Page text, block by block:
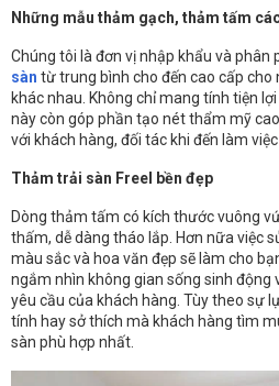
Những mẫu thảm gạch, thảm tấm
Chúng tôi là đơn vị nhập khẩu và phân
sàn từ trung bình cho đến cao cấp cho
khác nhau. Không chỉ mang tính tiện
này còn góp phần tạo nét thẩm mỹ
với khách hàng, đối tác khi đến làm
Thảm trải sàn Freel bền đẹp
Dòng thảm tấm có kích thước vuông
thấm, dễ dàng tháo lắp. Hơn nữa việc
màu sắc và hoa văn đẹp sẽ làm cho
ngắm nhìn không gian sống sinh động
yêu cầu của khách hàng. Tùy theo sự
tính hay sở thích mà khách hàng tìm
sàn phù hợp nhất.